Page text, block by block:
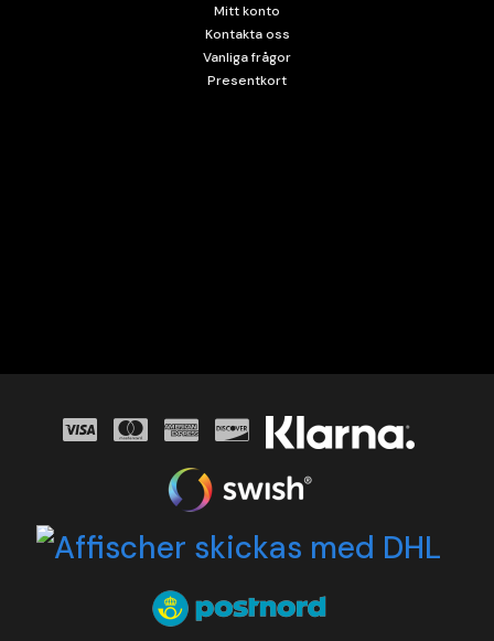
Mitt konto
Kontakta oss
Vanliga frågor
Presentkort